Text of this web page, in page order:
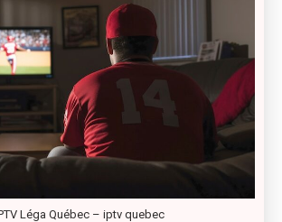
Léga Québec – iptv quebec